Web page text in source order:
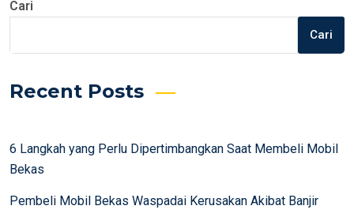
Cari
Cari
Recent Posts
6 Langkah yang Perlu Dipertimbangkan Saat Membeli Mobil
Bekas
Pembeli Mobil Bekas Waspadai Kerusakan Akibat Banjir